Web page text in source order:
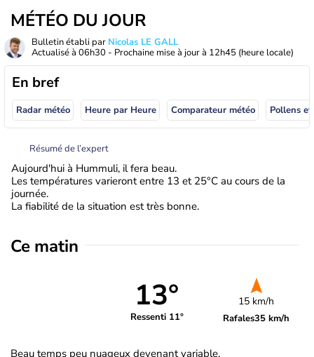
MÉTÉO DU JOUR
Bulletin établi par Nicolas LE GALL
Actualisé à 06h30 - Prochaine mise à jour à 12h45 (heure locale)
En bref
Radar météo Heure par Heure Comparateur météo Pollens
Résumé de l’expert
Aujourd'hui à Hummuli, il fera beau.
Les températures varieront entre 13 et 25°C au cours de la
journée.
La fiabilité de la situation est très bonne.
Ce matin
13°
Ressenti 11°
15 km/h
Rafales35 km/h
Beau temps peu nuageux devenant variable.